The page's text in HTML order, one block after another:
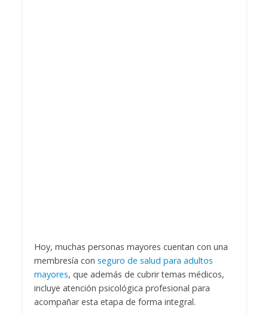
Hoy, muchas personas mayores cuentan con una
membresía con seguro de salud para adultos
mayores, que además de cubrir temas médicos,
incluye atención psicológica profesional para
acompañar esta etapa de forma integral.